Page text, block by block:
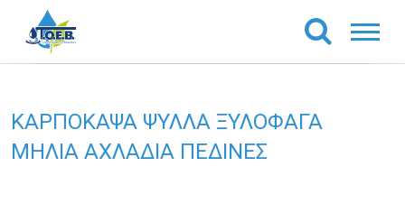
ΚΑΡΠΟΚΑΨΑ ΨΥΛΛΑ ΞΥΛΟΦΑΓΑ
ΜΗΛΙΑ ΑΧΛΑΔΙΑ ΠΕΔΙΝΕΣ